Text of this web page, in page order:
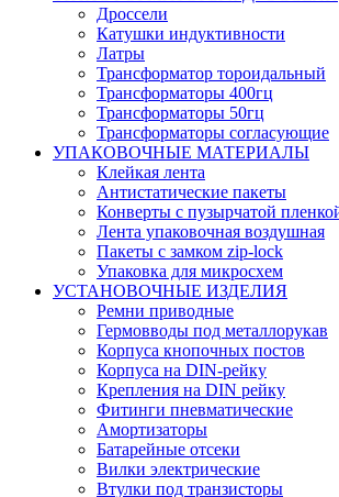
Дроссели
Катушки индуктивности
Латры
Трансформатор тороидальный
Трансформаторы 400гц
Трансформаторы 50гц
Трансформаторы согласующие
УПАКОВОЧНЫЕ МАТЕРИАЛЫ
Клейкая лента
Антистатические пакеты
Конверты с пузырчатой
Лента упаковочная воздушная
Пакеты с замком zip-lock
Упаковка для микросхем
УСТАНОВОЧНЫЕ ИЗДЕЛИЯ
Ремни приводные
Гермовводы под металлорукав
Корпуса кнопочных постов
Корпуса на DIN-рейку
Крепления на DIN рейку
Фитинги пневматические
Амортизаторы
Батарейные отсеки
Вилки электрические
Втулки под транзисторы